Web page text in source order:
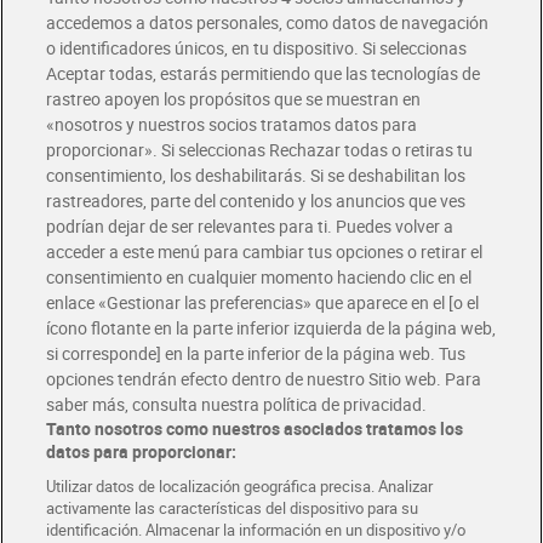
Envío gratis por compras superiores a 100€
Envío estandar por 4,99€
Glovo y Uber Eats
Solicita tu factura de Glovo o Uber Eats
Únete al CLUB Dia
Disfruta las ventajas y ofertas exclusivas.
Descárgate la APP Dia
Folletos y Tiendas
Descubre las mejores ofertas y busca tu tienda más cercana
Tarjeta MaX Dia
Te devuelve hasta 8€/mes de tus compras.
¡Solicita tu tarjeta de crédito aquí!
COMER MEJOR CADA DIA
accedemos a datos personales, como datos de navegación
o identificadores únicos, en tu dispositivo. Si seleccionas
Aceptar todas, estarás permitiendo que las tecnologías de
rastreo apoyen los propósitos que se muestran en
«nosotros y nuestros socios tratamos datos para
proporcionar». Si seleccionas Rechazar todas o retiras tu
consentimiento, los deshabilitarás. Si se deshabilitan los
rastreadores, parte del contenido y los anuncios que ves
podrían dejar de ser relevantes para ti. Puedes volver a
acceder a este menú para cambiar tus opciones o retirar el
consentimiento en cualquier momento haciendo clic en el
enlace «Gestionar las preferencias» que aparece en el [o el
ícono flotante en la parte inferior izquierda de la página web,
si corresponde] en la parte inferior de la página web. Tus
opciones tendrán efecto dentro de nuestro Sitio web. Para
saber más, consulta nuestra política de privacidad.
Tanto nosotros como nuestros asociados tratamos los
datos para proporcionar:
Utilizar datos de localización geográfica precisa. Analizar
activamente las características del dispositivo para su
identificación. Almacenar la información en un dispositivo y/o